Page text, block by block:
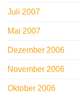
Juli 2007
Mai 2007
Dezember 2006
November 2006
Oktober 2006